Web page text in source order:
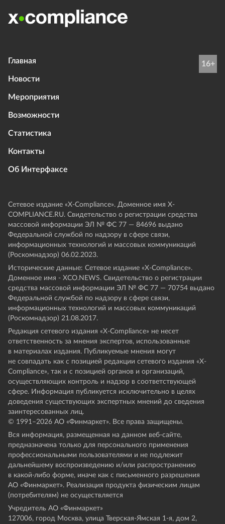
Главная
Новости
Мероприятия
Возможности
Статистика
Контакты
Об Интерфаксе
16+
Сетевое издание «Х-Compliance». Доменное имя X-
COMPLIANCE.RU. Свидетельство о регистрации средства
массовой информации ЭЛ № ФС 77 — 84696 выдано
Федеральной службой по надзору в сфере связи,
информационных технологий и массовых коммуникаций
(Роскомнадзор) 06.02.2023.
Исторические данные: Сетевое издание «Х-Compliance».
Доменное имя - XCO.NEWS. Свидетельство о регистрации
средства массовой информации ЭЛ № ФС 77 — 70754 выдано
Федеральной службой по надзору в сфере связи,
информационных технологий и массовых коммуникаций
(Роскомнадзор) 21.08.2017.
Редакция сетевого издания «X-Compliance» не несет
ответственность за мнения экспертов, использованные
в материалах издания. Публикуемые мнения могут
не совпадать как с позицией редакции сетевого издания «X-
Compliance», так и с позицией органов и организаций,
осуществляющих контроль и надзор в соответствующей
сфере. Информация публикуется исключительно в целях
доведения существующих экспертных мнений до сведения
заинтересованных лиц.
© 1991–2026 АО «Финмаркет». Все права защищены.
Вся информация, размещенная на данном веб-сайте,
предназначена только для персонального применения
профессиональными пользователями и не подлежит
дальнейшему воспроизведению и/или распространению
в какой-либо форме, иначе как с письменного разрешения
АО «Финмаркет». Реализация продукта физическим лицам
(потребителям) не осуществляется
Учредитель АО «Финмаркет»
127006, город Москва, улица Тверская-Ямская 1-я, дом 2,